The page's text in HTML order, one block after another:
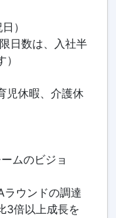
）
日数は、入社半
児休暇、介護休
ムのビジョ
ウンドの調達
3倍以上成長を